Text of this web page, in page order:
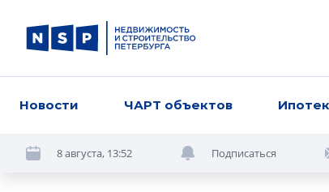
Новости ЧАРТ объектов
8 августа, 13:52 Подписаться